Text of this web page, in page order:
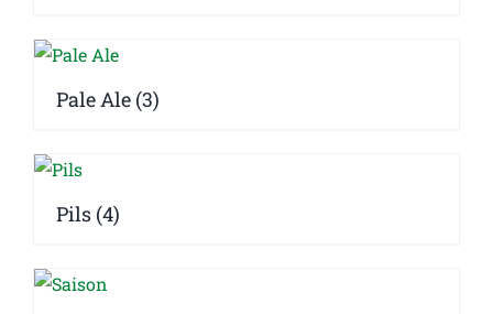
Pale Ale (3)
Pils (4)